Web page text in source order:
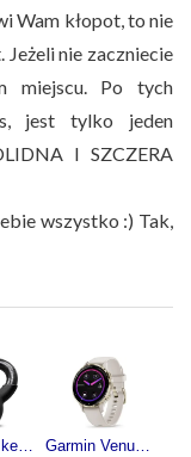
Wam kłopot, to nie
nie zaczniecie
miejscu. Po tych
jest tylko jeden
I SZCZERA
wszystko :) Tak,